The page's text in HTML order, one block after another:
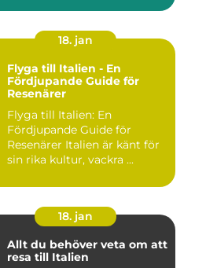
18. jan
Flyga till Italien - En
Fördjupande Guide för
Resenärer
Flyga till Italien: En
Fördjupande Guide för
Resenärer Italien är känt för
sin rika kultur, vackra ...
18. jan
Allt du behöver veta om att
resa till Italien